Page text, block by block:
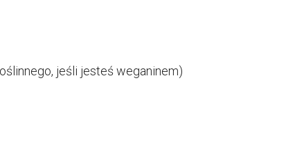
jeśli jesteś weganinem)